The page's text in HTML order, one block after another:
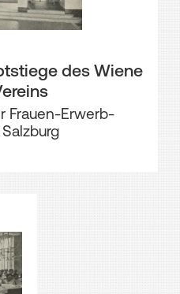
des Wiene
Frauen-Erwerb-